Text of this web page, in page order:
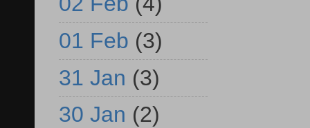
01 Feb (3)
31 Jan (3)
30 Jan (2)